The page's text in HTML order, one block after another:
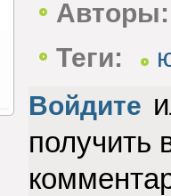
Авторы:
Теги:
Войдите
получить